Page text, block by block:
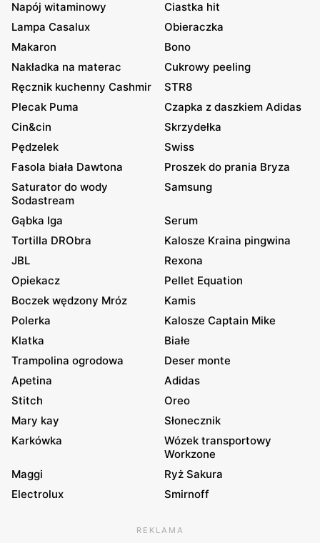
Napój witaminowy
Ciastka hit
Lampa Casalux
Obieraczka
Makaron
Bono
Nakładka na materac
Cukrowy peeling
Ręcznik kuchenny Cashmir
STR8
Plecak Puma
Czapka z daszkiem Adidas
Cin&cin
Skrzydełka
Pędzelek
Swiss
Fasola biała Dawtona
Proszek do prania Bryza
Saturator do wody
Sodastream
Samsung
Gąbka Iga
Serum
Tortilla DRObra
Kalosze Kraina pingwina
JBL
Rexona
Opiekacz
Pellet Equation
Boczek wędzony Mróz
Kamis
Polerka
Kalosze Captain Mike
Klatka
Białe
Trampolina ogrodowa
Deser monte
Apetina
Adidas
Stitch
Oreo
Mary kay
Słonecznik
Karkówka
Wózek transportowy
Workzone
Maggi
Ryż Sakura
Electrolux
Smirnoff
REKLAMA